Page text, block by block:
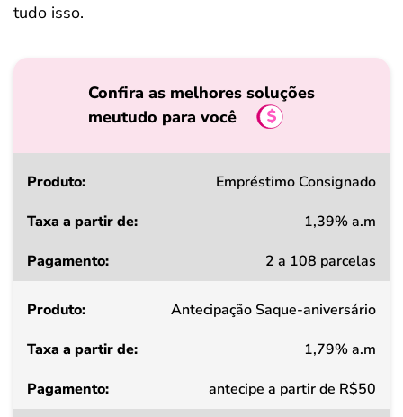
tudo isso.
Confira as melhores soluções
meutudo para você
Produto
a
de
Pagamento
Empréstimo Consignado
1,39% a.m
2 a 108 parcelas
Antecipação Saque-aniversário
1,79% a.m
antecipe a partir de R$50